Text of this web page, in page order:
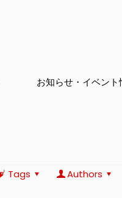
お知らせ・イベント
Tags Authors